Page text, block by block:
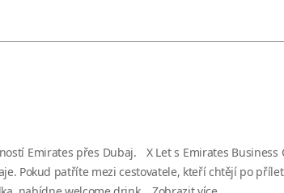
Emirates přes Dubaj. X Let s Emirates
Pokud patříte mezi cestovatele, kteří chtějí po